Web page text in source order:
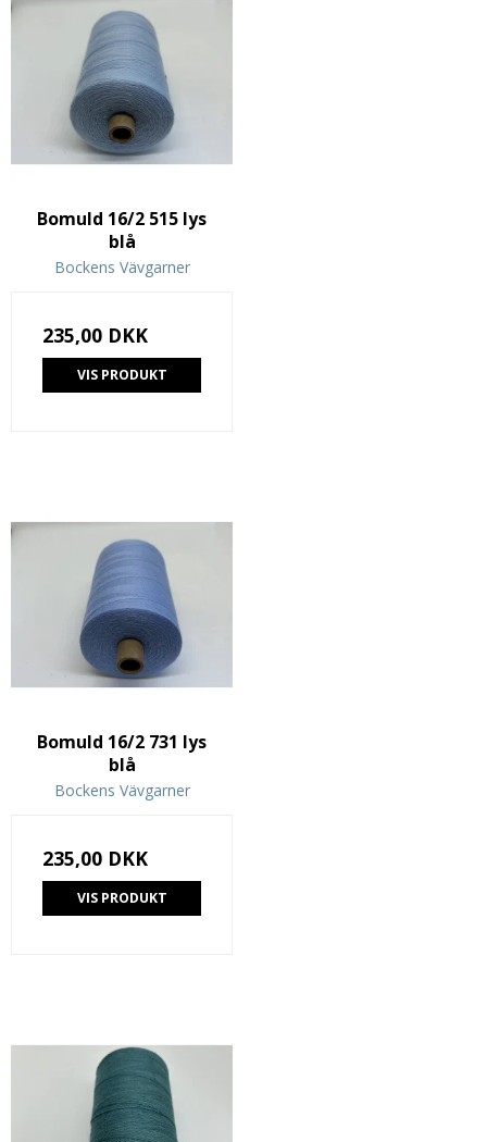
Bomuld 16/2 515 lys
blå
Bockens Vävgarner
235,00 DKK
VIS PRODUKT
Bomuld 16/2 731 lys
blå
Bockens Vävgarner
235,00 DKK
VIS PRODUKT